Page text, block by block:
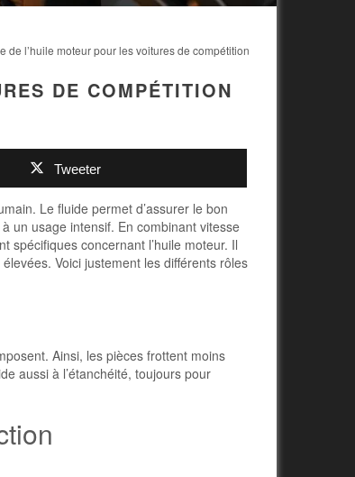
de l’huile moteur pour les voitures de compétition
DE COMPÉTITION
Tweeter
Le fluide permet d’assurer le bon
un usage intensif. En combinant vitesse
spécifiques concernant l’huile moteur. Il
Voici justement les différents rôles
Ainsi, les pièces frottent moins
aussi à l’étanchéité, toujours pour